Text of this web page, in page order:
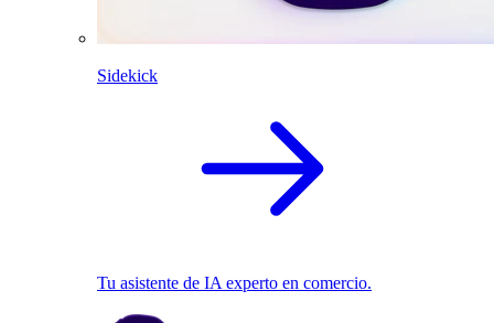
Sidekick
Tu asistente de IA experto en comercio.